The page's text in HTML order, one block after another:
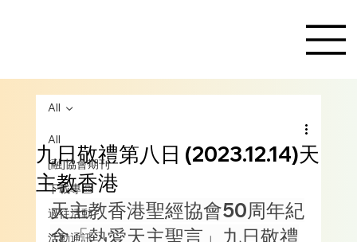
All
[融]協會期刊
下載專區
過往活動
活動通訊
All
九日敬禮第八日 (2023.12.14)天
主教香港
天主教香港聖經協會50周年紀
念「熱愛天主聖言」九日敬禮